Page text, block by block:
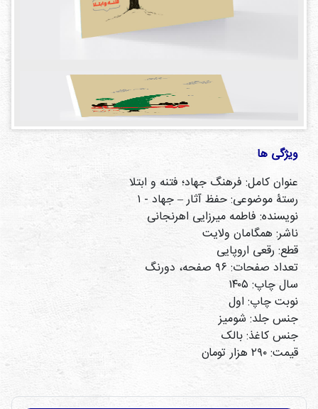
و
مقررات
سایت
ویژگی ها
عنوان کامل: فرهنگ جهاد؛ فتنه و ابتلا
رستۀ موضوعی: حفظ آثار – جهاد - ۱
نویسنده: فاطمه میرزایی اهرنجانی
ناشر: همگامان ولایت
قطع: رقعی اروپایی
تعداد صفحات: ۹۶ صفحه، دورنگ
سال چاپ: ۱۴۰۵
نوبت چاپ: اول
جنس جلد: شومیز
جنس کاغذ: بالک
قیمت: ۲۹۰ هزار تومان